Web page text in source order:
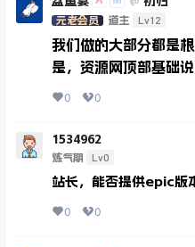
元老会员 道主 Lv12
我们做的大部分都是
是，资源网顶部基础
0 0
1534962
炼气期 Lv0
站长，能否提供epic版
0 0